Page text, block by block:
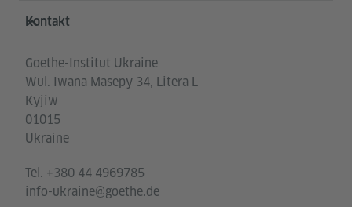
Service- und Informationsbereich
Kontakt
Goethe-Institut Ukraine
Wul. Iwana Masepy 34, Litera L
Kyjiw
01015
Ukraine
Tel. +380 44 4969785
info-ukraine@goethe.de